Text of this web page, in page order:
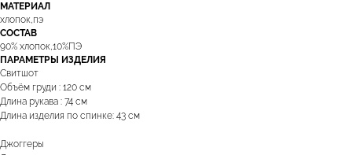
МАТЕРИАЛ
хлопок,пэ
СОСТАВ
90% хлопок,10%ПЭ
ПАРАМЕТРЫ ИЗДЕЛИЯ
Свитшот
Объём груди : 120 см
Длина рукава : 74 см
Длина изделия по спинке: 43 см
Джоггеры